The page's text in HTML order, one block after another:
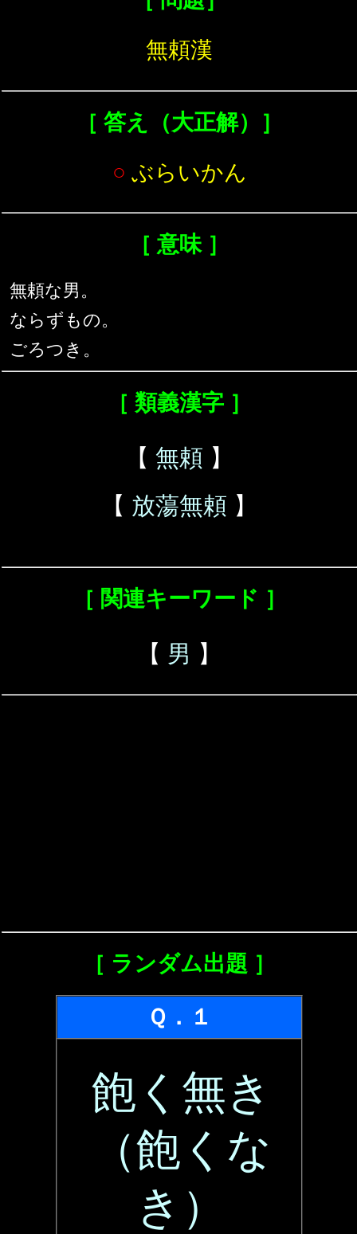
無頼漢
［ 答え（大正解）］
○ ぶらいかん
［ 意味 ］
無頼な男。
ならずもの。
ごろつき。
［ 類義漢字 ］
【 無頼 】
【 放蕩無頼 】
［ 関連キーワード ］
【 男 】
［ ランダム出題 ］
Ｑ．１
飽く無き
（飽くな
き）